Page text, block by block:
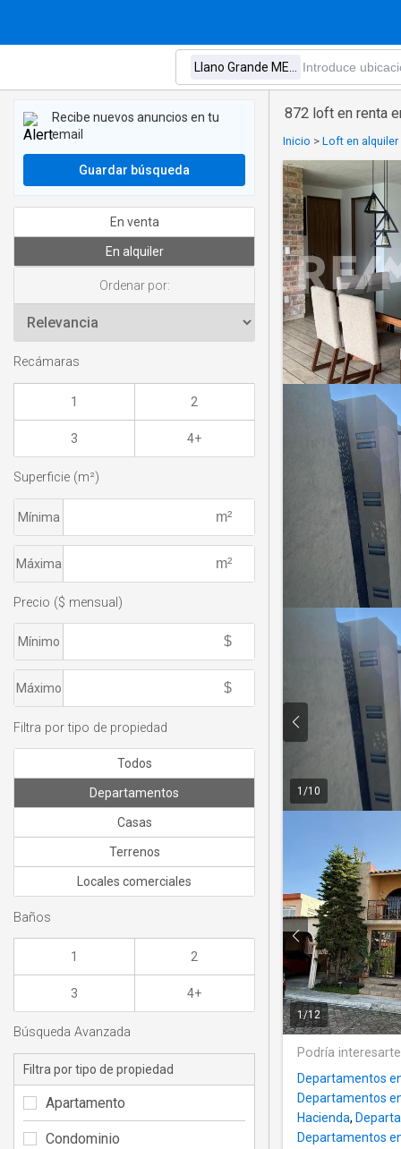
872 loft en renta
Inicio > Loft en alquiler
1 /10
1/12
Podría
Departamentos
Departamentos
Hacienda,
Departamentos
Recibe nuevos anuncios en tu
email
Guardar búsqueda
En venta
En alquiler
Ordenar por:
Recámaras
1 2
3 4+
Superficie (m²)
Mínima
Máxima
Precio ($ mensual)
Mínimo
Máximo
Filtra por tipo de propiedad
Todos
Departamentos
Casas
Terrenos
Locales comerciales
Baños
1 2
3 4+
Búsqueda Avanzada
Filtra por tipo de propiedad
Apartamento
Condominio